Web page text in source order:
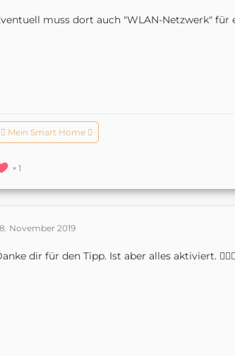
muss dort auch "WLAN-Netzwerk"
 Mein Smart Home 
1
November 2019
dir für den Tipp. Ist aber alles aktiviert. 🤷🏼‍♂️